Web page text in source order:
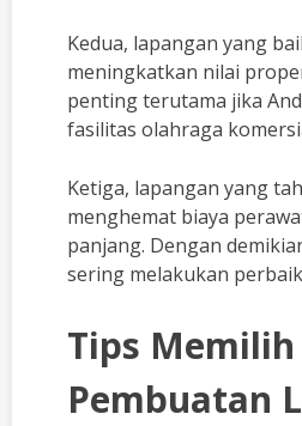
Kedua, lapangan yang
meningkatkan nilai
penting terutama jika
fasilitas olahraga
Ketiga, lapangan yang
menghemat biaya
panjang. Dengan
sering melakukan
Tips Memilih
Pembuatan